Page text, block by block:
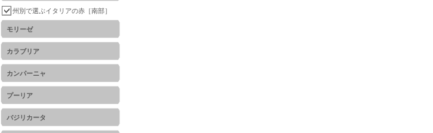
州別で選ぶイタリアの赤［南部］
モリーゼ
カラブリア
カンパーニャ
プーリア
バジリカータ